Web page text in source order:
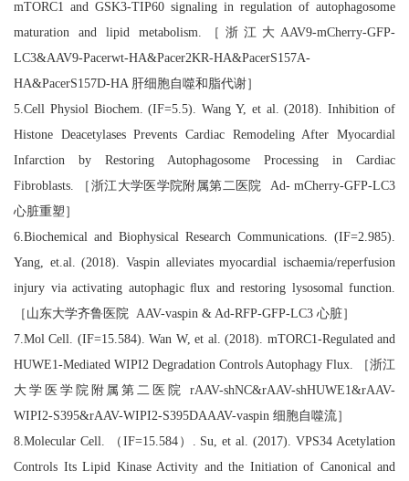
mTORC1 and GSK3-TIP60 signaling in regulation of autophagosome
maturation and lipid metabolism.［浙江大AAV9-mCherry-GFP-
LC3&AAV9-Pacerwt-HA&Pacer2KR-HA&PacerS157A-
HA&PacerS157D-HA 肝细胞自噬和脂代谢］
5.Cell Physiol Biochem. (IF=5.5). Wang Y, et al. (2018). Inhibition of
Histone Deacetylases Prevents Cardiac Remodeling After Myocardial
Infarction by Restoring Autophagosome Processing in Cardiac
Fibroblasts. ［浙江大学医学院附属第二医院 Ad- mCherry-GFP-LC3
心脏重塑］
6.Biochemical and Biophysical Research Communications. (IF=2.985).
Yang, et.al. (2018). Vaspin alleviates myocardial ischaemia/reperfusion
injury via activating autophagic ﬂux and restoring lysosomal function.
［山东大学齐鲁医院 AAV-vaspin & Ad-RFP-GFP-LC3 心脏］
7.Mol Cell. (IF=15.584). Wan W, et al. (2018). mTORC1-Regulated and
HUWE1-Mediated WIPI2 Degradation Controls Autophagy Flux. ［浙江
大学医学院附属第二医院 rAAV-shNC&rAAV-shHUWE1&rAAV-
WIPI2-S395&rAAV-WIPI2-S395DAAAV-vaspin 细胞自噬流］
8.Molecular Cell. （IF=15.584）. Su, et al. (2017). VPS34 Acetylation
Controls Its Lipid Kinase Activity and the Initiation of Canonical and